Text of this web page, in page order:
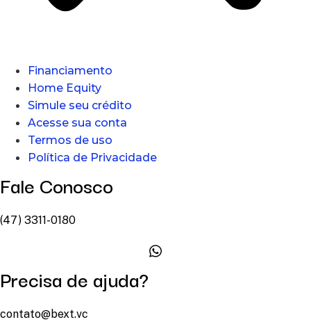
Financiamento
Home Equity
Simule seu crédito
Acesse sua conta
Termos de uso
Política de Privacidade
Fale Conosco
(47) 3311-0180
Precisa de ajuda?
contato@bext.vc